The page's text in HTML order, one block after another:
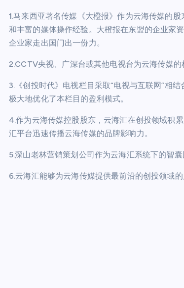
1.马来西亚著名传媒《大橙报》作为云海传媒的
和丰富的媒体操作经验。大橙报在东盟的企业家
企业家走出国门出一份力。
2.CCTV央视、广深台或其他电视台为云海传媒
3.《创投时代》电视栏目采取“电视与互联网”相
极大地优化了本栏目的盈利模式。
4.作为云海传媒控股股东，云海汇在创投领域积
汇平台迅速传播云海传媒的品牌影响力。
5.深山老林营销策划公司作为云海汇系统下的智
6.云海汇能够为云海传媒提供最前沿的创投领域